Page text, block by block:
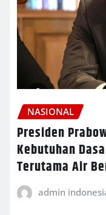
NASIONAL
Presiden
Kebutuhan
Terutama Air
admin